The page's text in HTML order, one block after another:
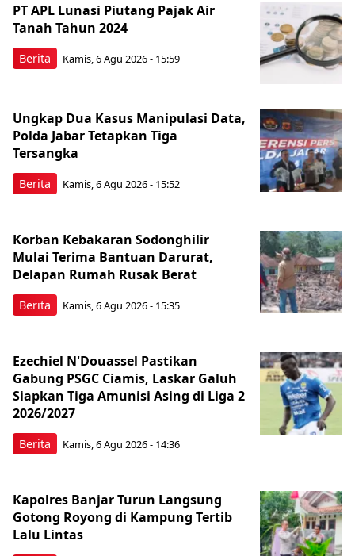
Berita
PT APL Lunasi Piutang Pajak Air
Tanah Tahun 2024
Kamis, 6 Agu 2026 - 15:59
Berita
Ungkap Dua Kasus Manipulasi Data,
Polda Jabar Tetapkan Tiga
Tersangka
Kamis, 6 Agu 2026 - 15:52
Berita
Korban Kebakaran Sodonghilir
Mulai Terima Bantuan Darurat,
Delapan Rumah Rusak Berat
Kamis, 6 Agu 2026 - 15:35
Berita
Ezechiel N'Douassel Pastikan
Gabung PSGC Ciamis, Laskar Galuh
Siapkan Tiga Amunisi Asing di Liga 2
2026/2027
Kamis, 6 Agu 2026 - 14:36
Kapolres Banjar Turun Langsung
Gotong Royong di Kampung Tertib
Lalu Lintas